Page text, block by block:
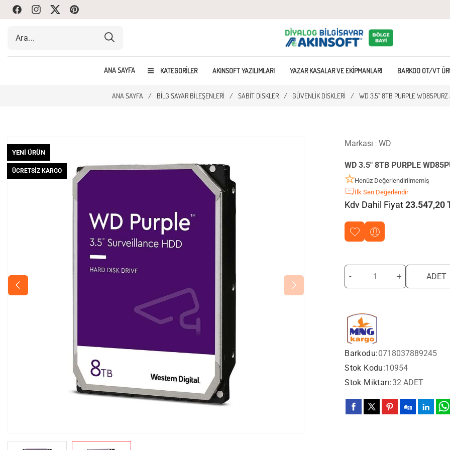
FacebookInstagram
Twitte Pinterest
ANA SAYFA KATEGORILER AKINSOFT YAZILIMLARI YAZAR KASALAR VE EKIPMANLARI BARKOD OT/VT
ANA SAYFA / BILGISAYAR BILEŞENLERI / SABIT DISKLER / GÜVENLIK DISKLERI / WD 3.5" 8TB PURPLE
YENI ÜRÜN
ÜCRETSIZ KARGO
Markası : WD
WD 3.5" 8TB PURPLE
Henüz Değerlendirilmemiş
İlk Sen Değerlendir
Kdv Dahil Fiyat 23.547,20
- + ADET
Barkodu:0718037889245
Stok Kodu:10954
Stok Miktarı:32 ADET